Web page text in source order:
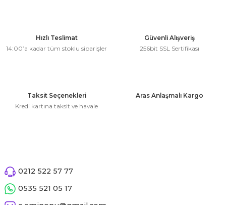
ve Dekor Maske
Ürün açıklamasında eksik bilgiler bulunuyor.
Ürün bilgilerinde hatalar bulunuyor.
Hızlı Teslimat
14:00’a kadar tüm stoklu siparişler
Güvenli Alışveriş
256bit SSL Sertifikası
Taksit Seçenekleri
Kredi kartına taksit ve havale
Aras Anlaşmalı Kargo
0212 522 57 77
0535 521 05 17